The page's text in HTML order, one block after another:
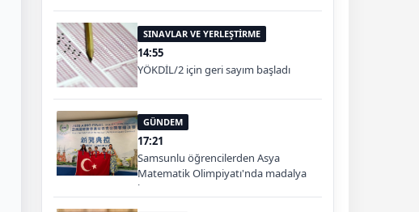
SINAVLAR VE YERLEŞTİRME
14:55
YÖKDİL/2 için geri sayım başladı
GÜNDEM
17:21
Samsunlu öğrencilerden Asya
Matematik Olimpiyatı'nda madalya
başarısı